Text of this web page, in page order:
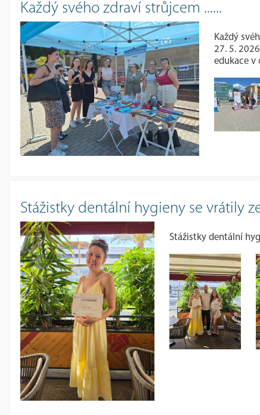
Každý svého zdraví strůjcem ......
Každý
27. 5.
edukace v
Stážistky dentální hygieny se vrátily
Stážistky dentální